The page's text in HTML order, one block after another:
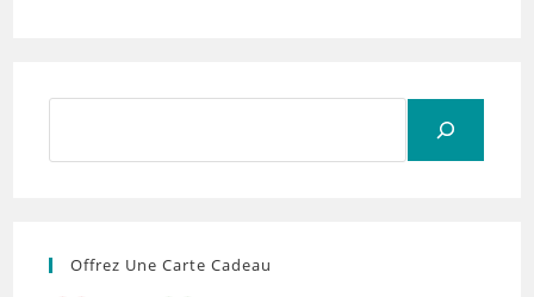
Offrez Une Carte Cadeau